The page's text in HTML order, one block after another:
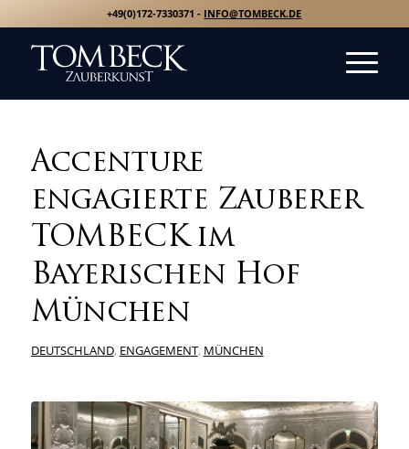
+49(0)172-7330371 - INFO@TOMBECK.DE
Accenture
engagierte Zauberer
TOMBECK im
Bayerischen Hof
München
DEUTSCHLAND, ENGAGEMENT, MÜNCHEN